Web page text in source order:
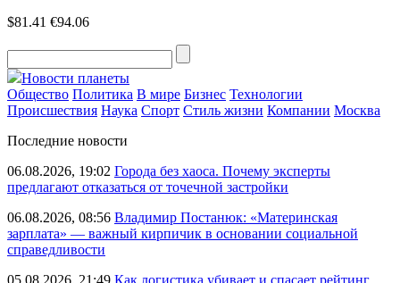
$81.41 €94.06
Новости планеты
Общество Политика В мире Бизнес Технологии
Происшествия Наука Спорт Стиль жизни Компании Москва
Последние новости
06.08.2026, 19:02 Города без хаоса. Почему эксперты
предлагают отказаться от точечной застройки
06.08.2026, 08:56 Владимир Постанюк: «Материнская
зарплата» — важный кирпичик в основании социальной
справедливости
05.08.2026, 21:49 Как логистика убивает и спасает рейтинг